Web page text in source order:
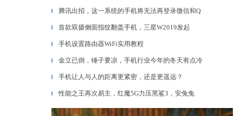
▎ 腾讯出招，这一系统的手机将无法再登录微信和Q
▎ 首款双摄侧面指纹翻盖手机，三星W2019发起
▎ 手机设置路由器WiFi实用教程
▎ 金立已倒，锤子要凉，手机行业今年的冬天有点冷
▎ 手机让人与人的距离更紧密，还是更遥远？
▎ 性能之王再次易主，红魔5G力压黑鲨3，安兔兔